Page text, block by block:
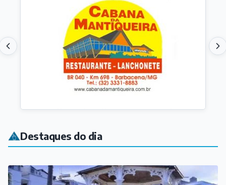
Destaques do dia
São João del-Rei divulga programação do Fecomércio
na Rua com atrações gratuitas